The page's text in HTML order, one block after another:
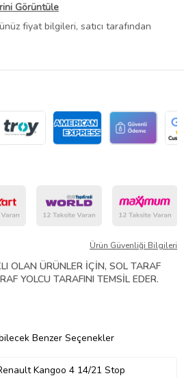
Görüntüle
fiyat bilgileri, satıcı tarafından
Ürün Güvenliği Bilgileri
OLAN ÜRÜNLER İÇİN, SOL TARAF
YOLCU TARAFINI TEMSİL EDER.
Benzer Seçenekler
Kangoo 4 14/21 Stop